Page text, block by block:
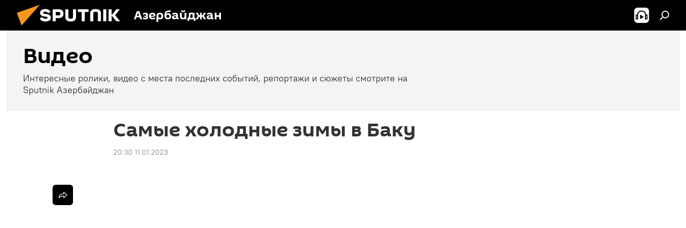
Азербайджан
Видео
Интересные ролики, видео с места последних событий, репортажи и сюжеты смотрите на
Sputnik Азербайджан
Самые холодные зимы в Баку
20:30 11.01.2023